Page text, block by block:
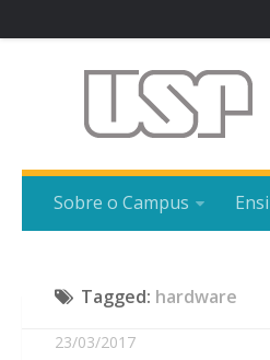
Sobre o Campus
Tagged: hardware
23/03/2017